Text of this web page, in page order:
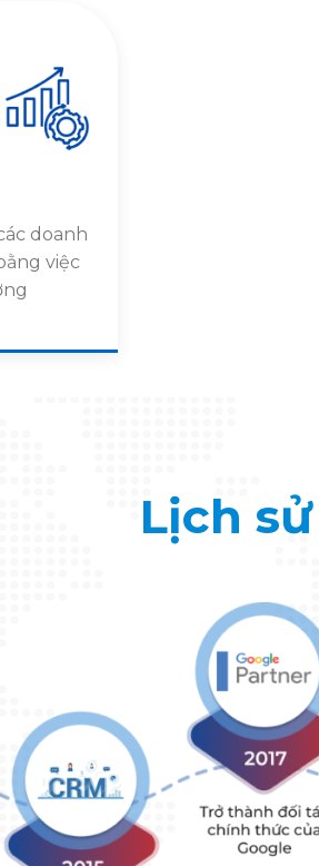
doanh
việc
Lịch